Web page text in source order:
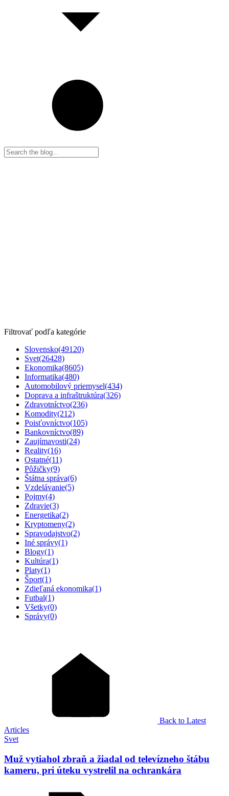
Filtrovať podľa kategórie
Slovensko(49120)
Svet(26428)
Ekonomika(8605)
Informatika(480)
Automobilový priemysel(434)
Doprava a infraštruktúra(326)
Zdravotníctvo(236)
Komodity(212)
Poisťovníctvo(105)
Bankovníctvo(89)
Zaujímavosti(24)
Reality(16)
Ostatné(11)
Pôžičky(9)
Štátna správa(6)
Vzdelávanie(5)
Pojmy(4)
Zdravie(3)
Energetika(2)
Kryptomeny(2)
Spravodajstvo(2)
Iné správy(1)
Blogy(1)
Kultúra(1)
Platy(1)
Šport(1)
Zdieľaná ekonomika(1)
Futbal(1)
Všetky(0)
Správy(0)
Back to Latest
Articles
Svet
Muž vytiahol zbraň a žiadal od televízneho štábu
kameru, pri úteku vystrelil na ochrankára